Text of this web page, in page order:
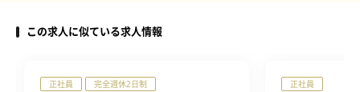
この求人に似ている求人情報
正社員 完全週休2日制 正社員